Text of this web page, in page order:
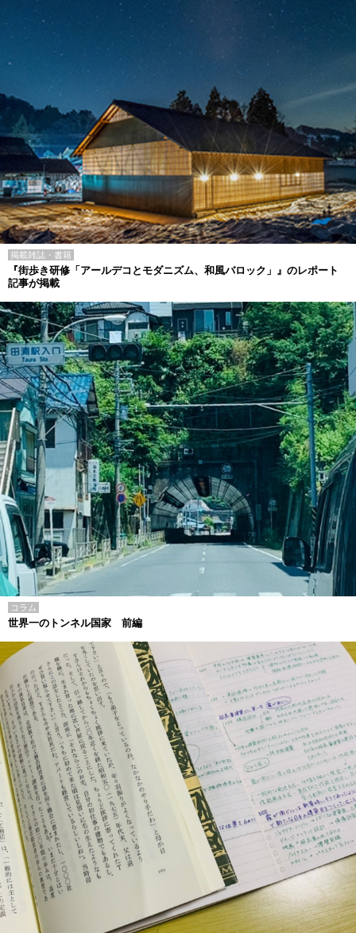
掲載雑誌・書籍
『街歩き研修「アールデコとモダニズム、和風バロック」』のレポート
記事が掲載
コラム
世界一のトンネル国家 前編